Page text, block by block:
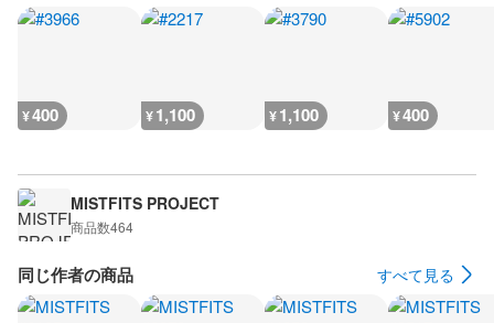
¥400 ¥1,100 ¥1,100 ¥400
MISTFITS PROJECT
商品数464
同じ作者の商品 すべて見る